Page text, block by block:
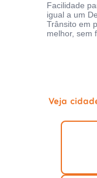
Facilidade
igual a um
Trânsito em
melhor, sem
Veja